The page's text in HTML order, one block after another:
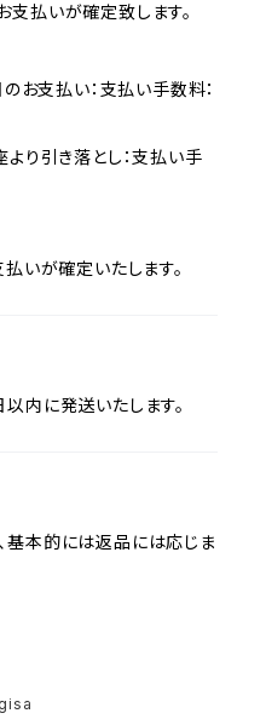
払いが確定致します。
お支払い：支払い手数料：
り引き落とし：支払い手
いが確定いたします。
内に発送いたします。
基本的には返品には応じま